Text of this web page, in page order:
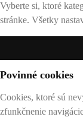
Vyberte si, ktoré
stránke. Všetky
Povinné cookies
Cookies, ktoré sú
zfunkčnenie